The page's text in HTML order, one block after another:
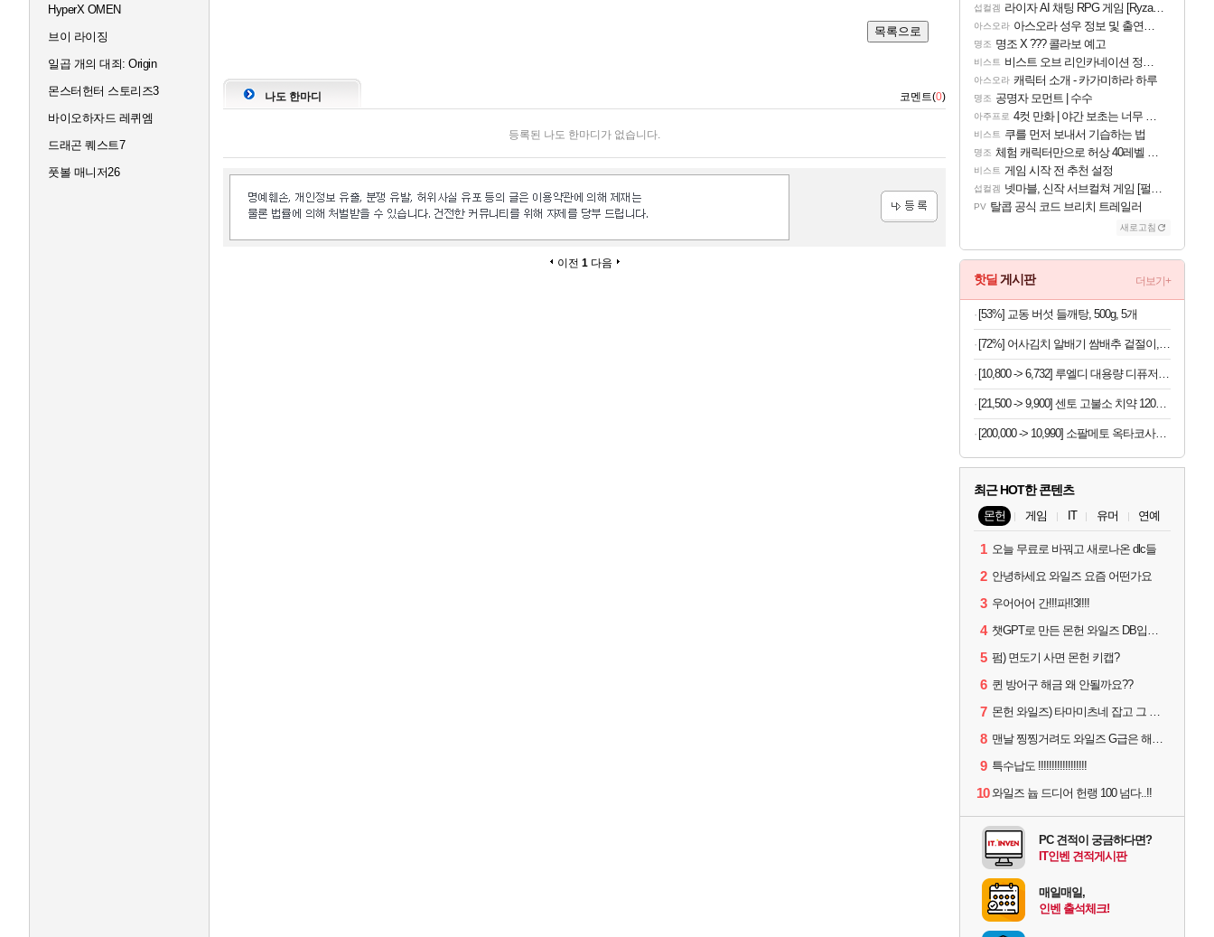
HyperX OMEN
브이 라이징
일곱 개의 대죄: Origin
몬스터헌터 스토리즈3
바이오하자드 레퀴엠
드래곤 퀘스트7
풋볼 매니저26
목록으로
나도 한마디 코멘트(0)
등록된 나도 한마디가 없습니다.
이전 1 다음
섭컬겜 라이자 AI 채팅 RPG 게임 [RyzaChat: AI] 공개
아스오라 아스오라 성우 정보 및 출연작 모음
명조 명조 X ??? 콜라보 예고
비스트 비스트 오브 리인카네이션 정보/공략글 모음
아스오라 캐릭터 소개 - 카가미하라 하루
명조 공명자 모먼트 | 수수
아주프로 4컷 만화 | 야간 보초는 너무 힘들어
비스트 쿠를 먼저 보내서 기습하는 법
명조 체험 캐릭터만으로 허상 40레벨 하이와티아 5분 컷!｜에이메스·린네·모니에 명함
비스트 게임 시작 전 추천 설정
섭컬겜 넷마블, 신작 서브컬쳐 게임 [펄 인 블루] 티저 사이트 오픈
PV 탈콥 공식 코드 브리치 트레일러
새로고침
핫딜 게시판 더보기+
[53%] 교동 버섯 들깨탕, 500g, 5개
[72%] 어사김치 알배기 쌈배추 겉절이, 2kg, 1개
[10,800 -> 6,732] 루엘디 대용량 디퓨저 500ml
[21,500 -> 9,900] 센토 고불소 치약 120g x 4개
[200,000 -> 10,990] 소팔메토 옥타코사놀 포맨 x 2박스
최근 HOT한 콘텐츠
몬헌 게임 IT 유머 연예
1 오늘 무료로 바꿔고 새로나온 dlc들
2 안녕하세요 와일즈 요즘 어떤가요
3 우어어어 간!!!파!!3!!!!
4 챗GPT로 만든 몬헌 와일즈 DB입니다.
5 펌) 면도기 사면 몬헌 키캡?
6 퀸 방어구 해금 왜 안될까요??
7 몬헌 와일즈) 타마미츠네 잡고 그 뒤로 안했는데 복귀하려면 뭐부터..?
8 맨날 찡찡거려도 와일즈 G급은 해야하니까 접속 jpg
9 특수납도 !!!!!!!!!!!!!!!!!!
10 와일즈 늅 드디어 헌랭 100 넘다..!!
PC 견적이 궁금하다면?
IT인벤 견적게시판
매일매일,
인벤 출석체크!